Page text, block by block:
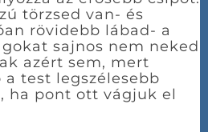
törzsed van- és
rövidebb lábad- a
sajnos nem neked
azért sem, mert
test legszélesebb
ha pont ott vágjuk el